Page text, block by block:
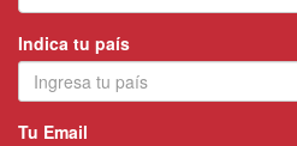
Indica tu país
Tu Email